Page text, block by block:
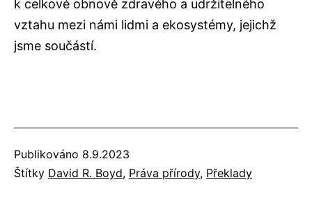
k celkové obnově zdravého a udržitelného
vztahu mezi námi lidmi a ekosystémy, jejichž
jsme součástí.
Publikováno 8.9.2023
Štítky David R. Boyd, Práva přírody, Překlady